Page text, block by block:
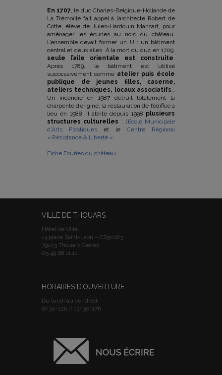
En 1707, le duc Charles-Belgique-Hollande de
La Trémoïlle fait appel à l’architecte Robert de
Cotte, élève de Jules-Hardouin Mansart, pour
aménager les écuries au nord du château.
L’ensemble devait former un U : un bâtiment
central et deux ailes. À la mort du duc en 1709,
seule l’aile orientale est construite.
Après 1789, le bâtiment est utilisé
successivement comme atelier puis école
publique de jeunes filles, caserne,
ateliers techniques, locaux associatifs…
Un incendie en 1987 détruit totalement la
charpente d’origine, la restauration de l’édifice a
lieu en 1988. Il abrite depuis 1998 plusieurs
structures culturelles : l’École Municipale
d’Arts Plastiques et le Centre Régional
« Résistance & Liberté » .
Fiche Ecuries du château
VILLE DE THOUARS
Hôtel de Ville
14 place Saint-Laon – CS50183
79103 Thouars Cedex
05.49.68.11.11
HORAIRES D’OUVERTURE
Du lundi au vendredi :
8h30-12h / 13h30-17h